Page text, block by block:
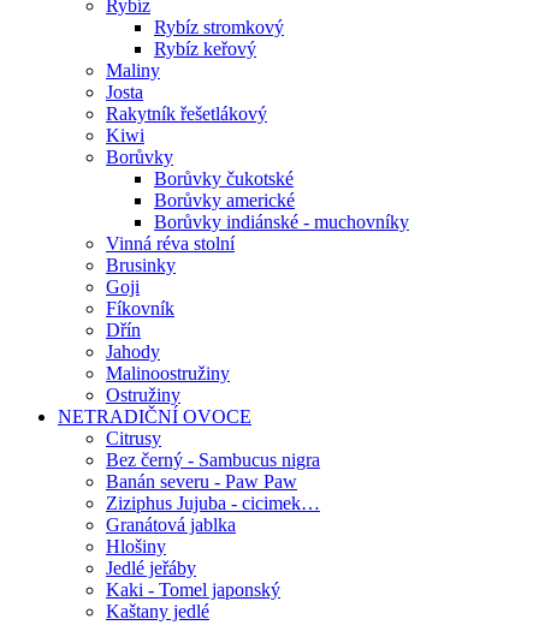
Rybíz
Rybíz stromkový
Rybíz keřový
Maliny
Josta
Rakytník řešetlákový
Kiwi
Borůvky
Borůvky čukotské
Borůvky americké
Borůvky indiánské - muchovníky
Vinná réva stolní
Brusinky
Goji
Fíkovník
Dřín
Jahody
Malinoostružiny
Ostružiny
NETRADIČNÍ OVOCE
Citrusy
Bez černý - Sambucus nigra
Banán severu - Paw Paw
Ziziphus Jujuba - cicimek…
Granátová jablka
Hlošiny
Jedlé jeřáby
Kaki - Tomel japonský
Kaštany jedlé